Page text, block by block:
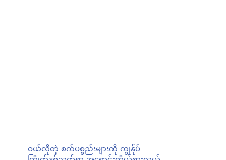
ဝယ်လိုတဲ့ စက်ပစ္စည်းများကို ကျွန်ုပ်